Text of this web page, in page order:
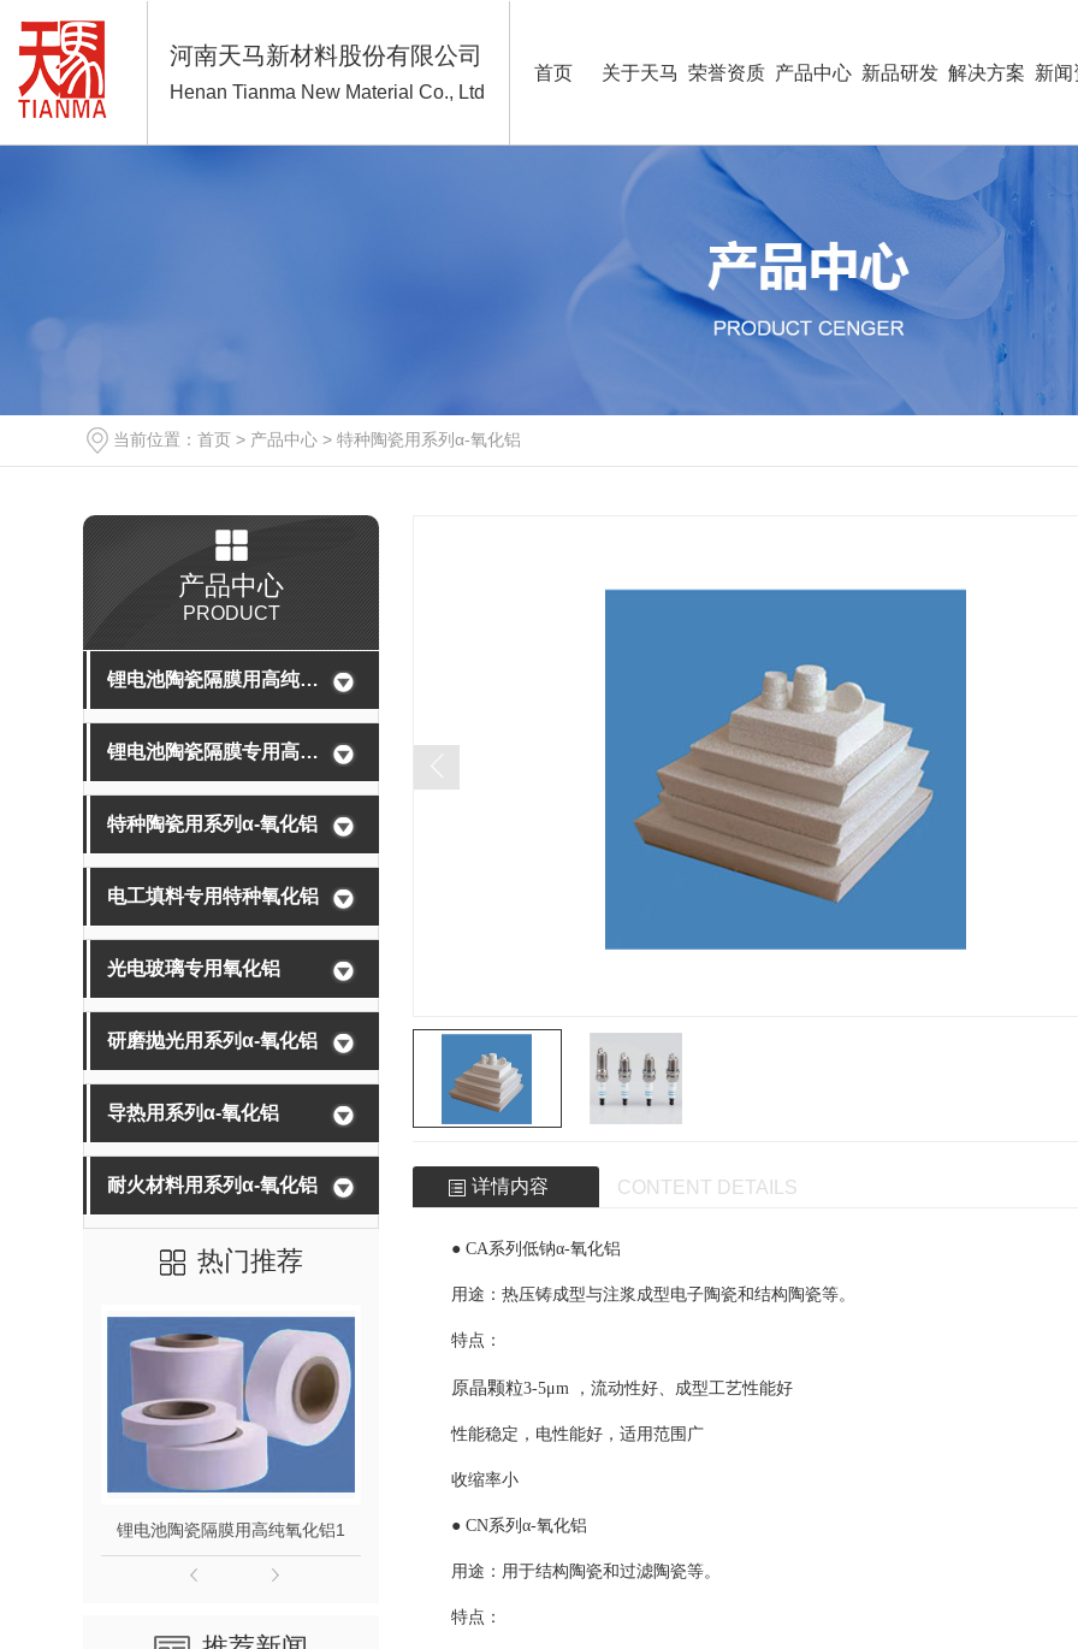
河南天马新材料股份有限公司
Henan Tianma New Material Co., Ltd
首页 关于天马 荣誉资质 产品中心 新品研发 解决方案 新闻
当前位置： 首页 > 产品中心 > 特种陶瓷用系列α-氧化铝
产品中心
PRODUCT
锂电池陶瓷隔膜用高纯氧化铝
锂电池陶瓷隔膜专用高纯勃姆石
特种陶瓷用系列α-氧化铝
电工填料专用特种氧化铝
光电玻璃专用氧化铝
研磨抛光用系列α-氧化铝
导热用系列α-氧化铝
耐火材料用系列α-氧化铝
热门推荐
锂电池陶瓷隔膜用高纯氧化铝1 锂电池陶瓷隔膜专用高纯勃姆石1
详情内容 CONTENT DETAILS
● CA系列低钠α-氧化铝
用途：热压铸成型与注浆成型电子陶瓷和结构陶瓷等。
特点：
原晶颗粒3-5μm ，流动性好、成型工艺性能好
性能稳定，电性能好，适用范围广
收缩率小
● CN系列α-氧化铝
用途：用于结构陶瓷和过滤陶瓷等。
特点：